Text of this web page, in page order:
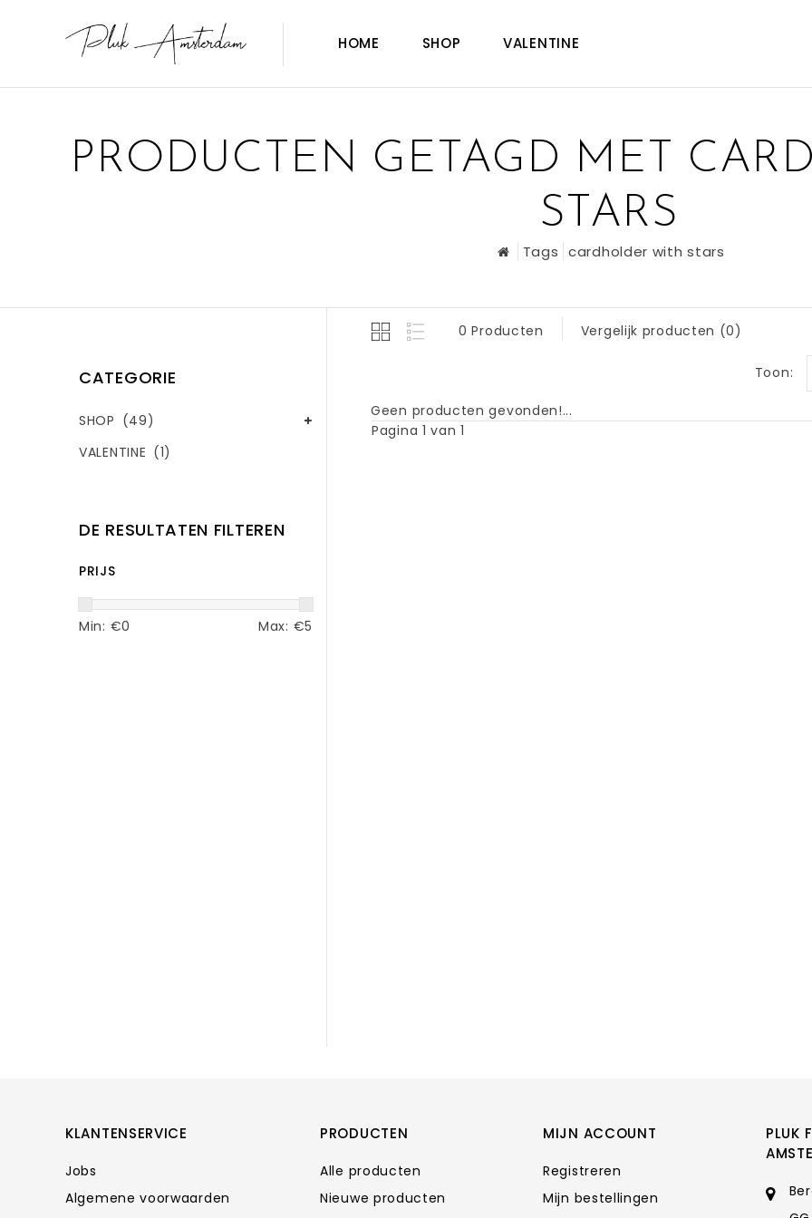
HOME SHOP VALENTINE
PRODUCTEN GETAGD MET
STARS
Tags cardholder with stars
CATEGORIE
SHOP (49)
VALENTINE (1)
DE RESULTATEN FILTEREN
PRIJS
Min: €0 Max: €5
0 Producten Vergelijk producten (0)
Toon:
Geen producten gevonden!...
Pagina 1 van 1
KLANTENSERVICE
Jobs
Algemene voorwaarden
PRODUCTEN
Alle producten
Nieuwe producten
MIJN ACCOUNT
Registreren
Mijn bestellingen
PLUK